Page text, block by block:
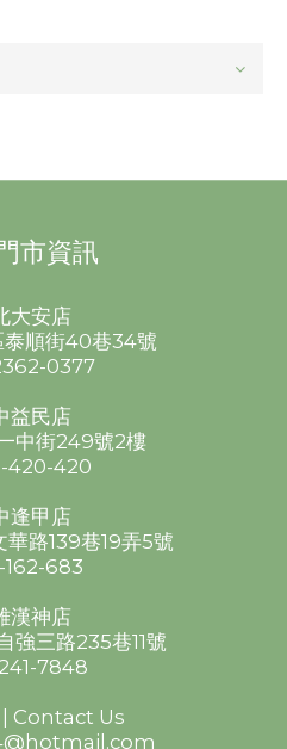
市資訊
大安店
泰順街40巷34號
0377
益民店
中街249號2樓
420-420
逢甲店
路139巷19弄5號
162-683
漢神店
強三路235巷11號
7848
| Contact Us